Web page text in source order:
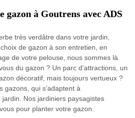
gazon à Goutrens avec ADS
très verdâtre dans votre jardin,
de gazon à son entretien, en
de votre pelouse, nous sommes là.
du gazon ? Un parc d’attractions, un
décoratif, mais toujours vertueux ?
gazons, qui s’adaptent à
jardin. Nos jardiniers paysagistes
pour planter votre gazon.